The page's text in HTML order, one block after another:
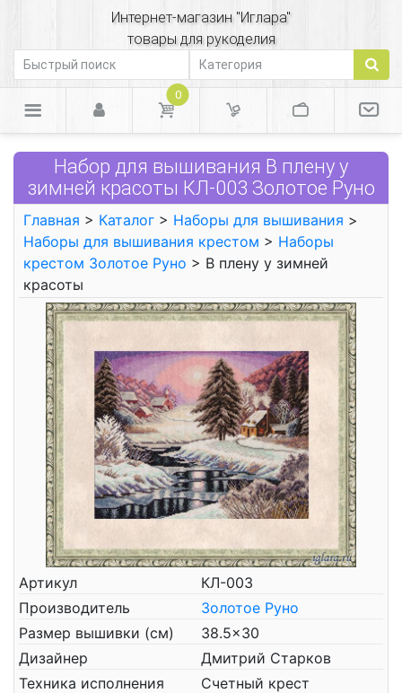
Интернет-магазин "Иглара"
товары для рукоделия
0
Набор для вышивания В плену у
зимней красоты КЛ-003 Золотое Руно
Главная > Каталог > Наборы для вышивания >
Наборы для вышивания крестом > Наборы
крестом Золотое Руно > В плену у зимней
красоты
Артикул
КЛ-003
Производитель
Золотое Руно
Размер вышивки (см)
38.5x30
Дизайнер
Дмитрий Старков
Техника исполнения
Счетный крест